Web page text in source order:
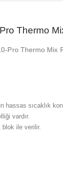
Thermo
Pro Thermo Mix
hassas sıcaklık
vardır.
blok ile verilir.